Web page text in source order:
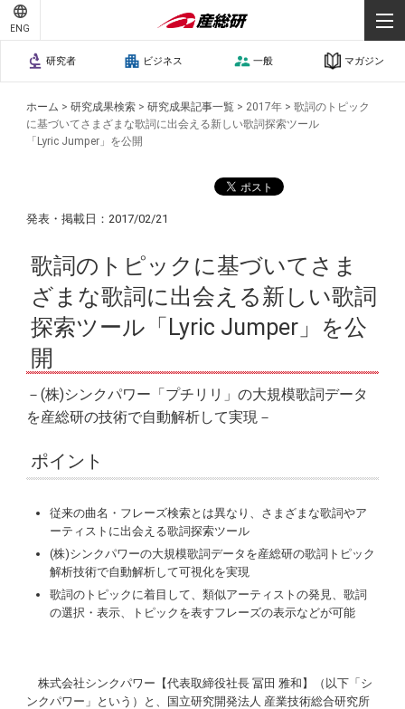
ENG
研究者 ビジネス 一般 マガジン
ホーム >研究成果検索 >研究成果記事一覧 > 2017年 >歌詞のトピック
に基づいてさまざまな歌詞に出会える新しい歌詞探索ツール
「 Lyric Jumper 」を公開
発表・掲載日：2017/02/21
歌詞のトピックに基づいてさま
ざまな歌詞に出会える新しい歌詞
探索ツール「 Lyric Jumper 」を公
開
－(株)シンクパワー「プチリリ」の大規模歌詞データ
を産総研の技術で自動解析して実現－
ポイント
従来の曲名・フレーズ検索とは異なり、さまざまな歌詞やア
ーティストに出会える歌詞探索ツール
(株)シンクパワーの大規模歌詞データを産総研の歌詞トピック
解析技術で自動解析して可視化を実現
歌詞のトピックに着目して、類似アーティストの発見、歌詞
の選択・表示、トピックを表すフレーズの表示などが可能
株式会社シンクパワー【代表取締役社長 冨田 雅和】（以下「シ
ンクパワー」という）と、国立研究開発法人 産業技術総合研究所